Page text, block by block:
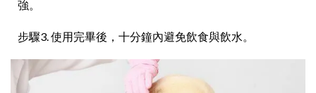
強。
步驟3. 使用完畢後，十分鐘內避免飲食與飲水。